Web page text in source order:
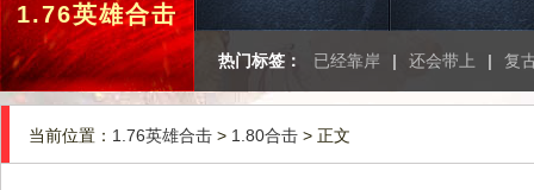
1.76英雄合击
热门标签： 已经靠岸 | 还会带上 | 复
当前位置： 1.76英雄合击 > 1.80合击 > 正文